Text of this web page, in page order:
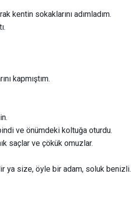
kentin sokaklarını adımladım.
kapmıştım.
ve önümdeki koltuğa oturdu.
saçlar ve çökük omuzlar.
ya size, öyle bir adam, soluk benizli.